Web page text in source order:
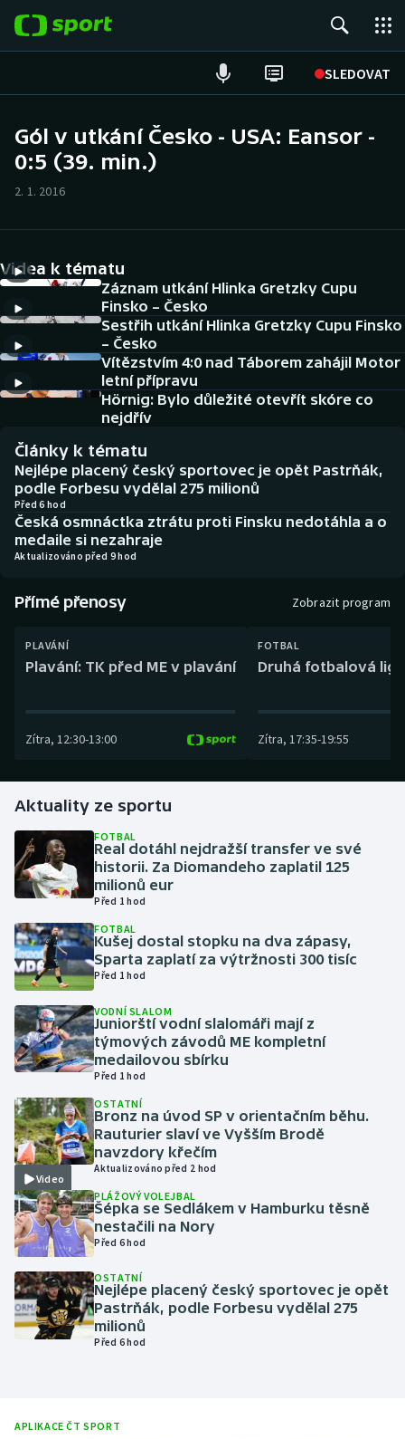
SLEDOVAT
Hokej
Cyklistika
DALŠÍ SPORTY
Americký fotbal
Baseball a softbal
Basketbal
Biatlon
Boby a skeleton
Box
Curling
Golf
Gymnastika
Házená
Jezdectví
Judo
Krasobruslení
Lezení
Lyže a snowboard
Moderní pětiboj
Motorsport
Olympijské hry
Parasport
Plavání
Ragby
NEPŘEHLÉDNĚTE
Historické návraty
Aplikace ČT sport
AZ kvíz
Gól v utkání Česko - USA: Eansor -
0:5 (39. min.)
2. 1. 2016
Videa k tématu
Záznam utkání Hlinka Gretzky Cupu
Finsko – Česko
Sestřih utkání Hlinka Gretzky Cupu Finsko
– Česko
Vítězstvím 4:0 nad Táborem zahájil Motor
letní přípravu
Hörnig: Bylo důležité otevřít skóre co
nejdřív
Články k tématu
Nejlépe placený český sportovec je opět Pastrňák,
podle Forbesu vydělal 275 milionů
Před 6 hod
Česká osmnáctka ztrátu proti Finsku nedotáhla a o
medaile si nezahraje
Aktualizováno před 9 hod
Přímé přenosy Zobrazit program
PLAVÁNÍ
Plavání: TK před ME v plavání
Zítra, 12:30-13:00
FOTBAL
Druhá fotbalová
Zítra, 17:35-19:55
Aktuality ze sportu
FOTBAL
Real dotáhl nejdražší transfer ve své
historii. Za Diomandeho zaplatil 125
milionů eur
Před 1 hod
FOTBAL
Kušej dostal stopku na dva zápasy,
Sparta zaplatí za výtržnosti 300 tisíc
Před 1 hod
VODNÍ SLALOM
Juniorští vodní slalomáři mají z
týmových závodů ME kompletní
medailovou sbírku
Před 1 hod
Video
OSTATNÍ
Bronz na úvod SP v orientačním běhu.
Rauturier slaví ve Vyšším Brodě
navzdory křečím
Aktualizováno před 2 hod
PLÁŽOVÝ VOLEJBAL
Šépka se Sedlákem v Hamburku těsně
nestačili na Nory
Před 6 hod
OSTATNÍ
Nejlépe placený český sportovec je opět
Pastrňák, podle Forbesu vydělal 275
milionů
Před 6 hod
APLIKACE ČT SPORT